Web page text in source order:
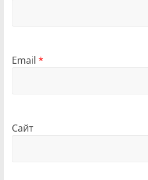
Email *
Сайт